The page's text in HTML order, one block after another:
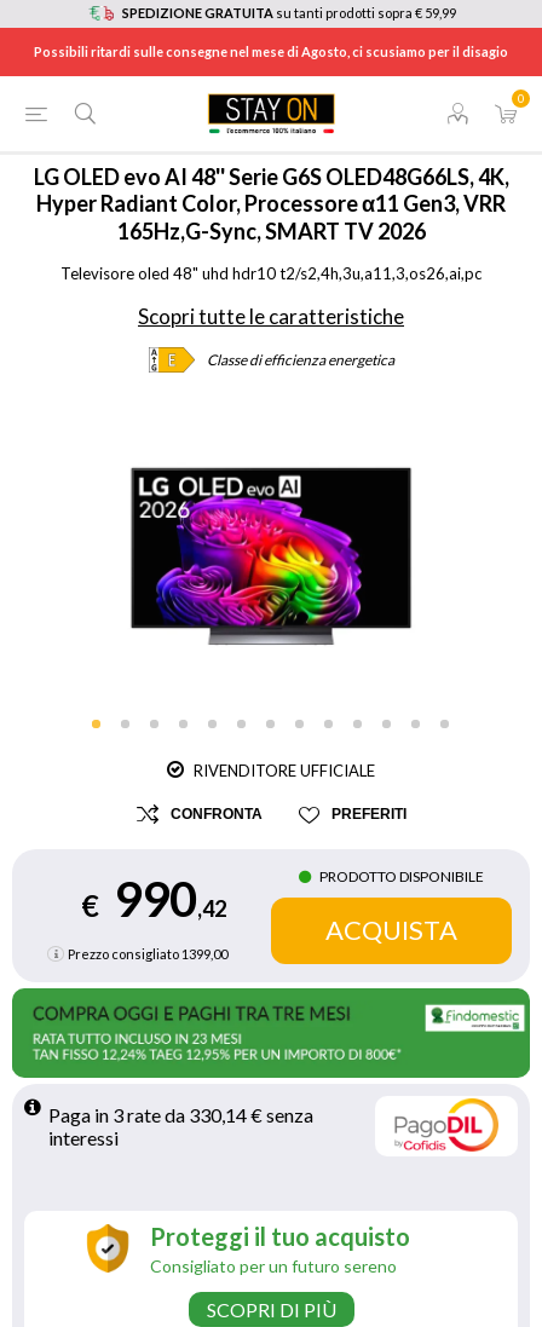
SPEDIZIONE GRATUITA su tanti prodotti sopra € 59,99
Possibili ritardi sulle consegne nel mese di Agosto, ci scusiamo per il disagio
0
HOME TV E HOME CINEMA / TV / OLED TV OLED48G66LS
LG OLED evo AI 48'' Serie G6S OLED48G66LS, 4K,
Hyper Radiant Color, Processore α11 Gen3, VRR
165Hz,G-Sync, SMART TV 2026
Televisore oled 48" uhd hdr10 t2/s2,4h,3u,a11,3,os26,ai,pc
Scopri tutte le caratteristiche
Classe di efficienza energetica
RIVENDITORE UFFICIALE
CONFRONTA PREFERITI
€ 990,42
Prezzo consigliato 1399,00
PRODOTTO DISPONIBILE
Paga in 3 rate da 330,14 € senza
interessi
Proteggi il tuo acquisto
Consigliato per un futuro sereno
SCOPRI DI PIÙ